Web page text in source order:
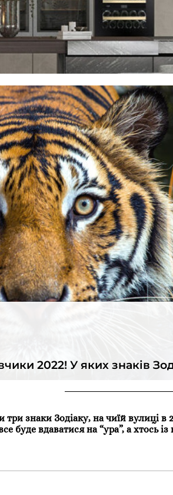
2022! У яких знаків
три знаки Зодіаку, на чиїй вулиці
буде вдаватися на “ура”, а хтось